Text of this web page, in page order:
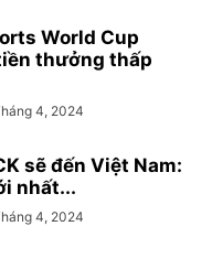
World Cup
thưởng thấp
4, 2024
sẽ đến Việt Nam:
nhất...
4, 2024